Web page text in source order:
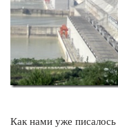
Как нами уже